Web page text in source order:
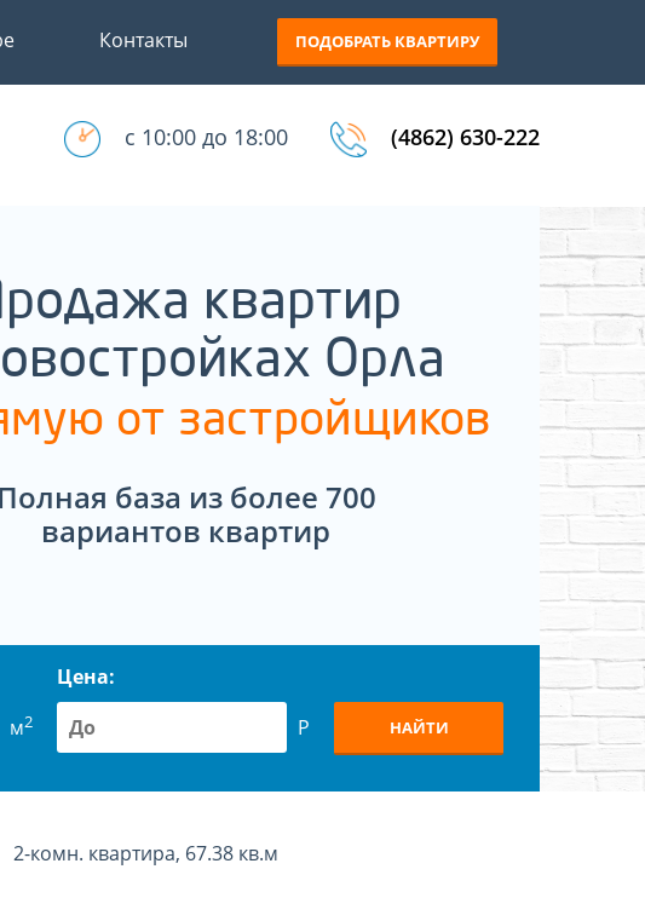
Контакты ПОДОБРАТЬ КВАРТИРУ
с 10:00 до 18:00 (4862) 630-222
квартир
Орла
от застройщиков
Полная база из более 700
вариантов квартир
м2
Цена:
Р
НАЙТИ
2-комн. квартира, 67.38 кв.м